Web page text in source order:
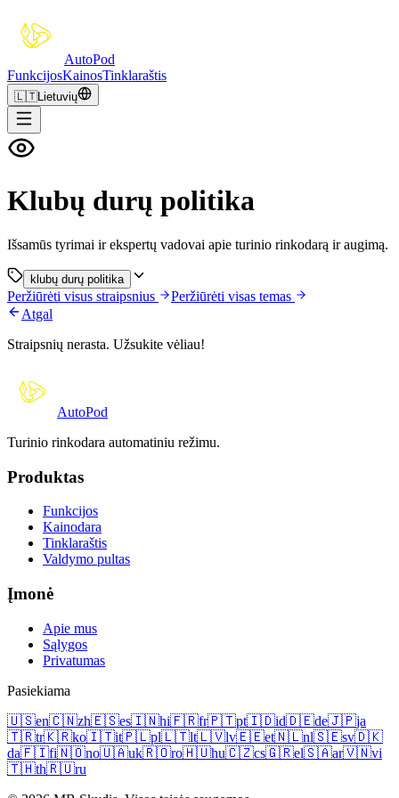
AutoPod
FunkcijosKainosTinklaraštis
🇱🇹Lietuvių
Klubų durų politika
Išsamūs tyrimai ir ekspertų vadovai apie turinio rinkodarą ir augimą.
klubų durų politika
Peržiūrėti visus straipsnius
Peržiūrėti visas temas
Atgal
Straipsnių nerasta. Užsukite vėliau!
AutoPod
Turinio rinkodara automatiniu režimu.
Produktas
Funkcijos
Kainodara
Tinklaraštis
Valdymo pultas
Įmonė
Apie mus
Sąlygos
Privatumas
Pasiekiama
🇺🇸en🇨🇳zh🇪🇸es🇮🇳hi🇫🇷fr🇵🇹pt🇮🇩id🇩🇪de🇯🇵ja
🇹🇷tr🇰🇷ko🇮🇹it🇵🇱pl🇱🇹lt🇱🇻lv🇪🇪et🇳🇱nl🇸🇪sv🇩🇰
da🇫🇮fi🇳🇴no🇺🇦uk🇷🇴ro🇭🇺hu🇨🇿cs🇬🇷el🇸🇦ar🇻🇳vi
🇹🇭th🇷🇺ru